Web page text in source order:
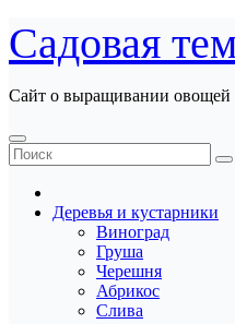
Перейти
к
содержанию
Садовая
Сайт о выращивании овощей
Деревья и кустарники
Виноград
Груша
Черешня
Абрикос
Слива